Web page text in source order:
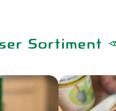
Sortiment